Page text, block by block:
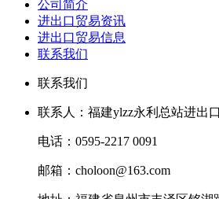
公司简介
进出口贸易资讯
进出口贸易信息
联系我们
联系我们
联系人：福建ylzz永利总站进出
电话：0595-2217 0091
邮箱：choloon@163.com